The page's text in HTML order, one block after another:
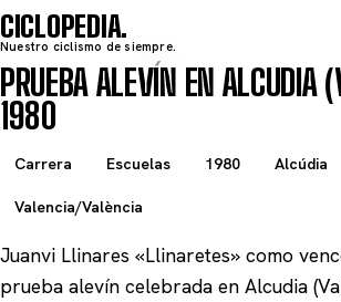
CICLOPEDIA
Nuestro ciclismo de siempre.
PRUEBA ALEVÍN EN ALCUDIA
1980
Carrera Escuelas 1980 Alcúdia
Valencia/València
Juanvi Llinares «Llinaretes» como
prueba alevín celebrada en Alcudia